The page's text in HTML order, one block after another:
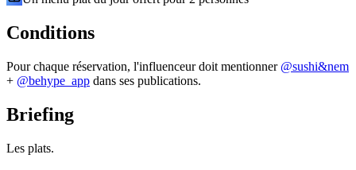
Conditions
Pour chaque réservation, l'influenceur doit mentionner @sushi&nem
+ @behype_app dans ses publications.
Briefing
Les plats.